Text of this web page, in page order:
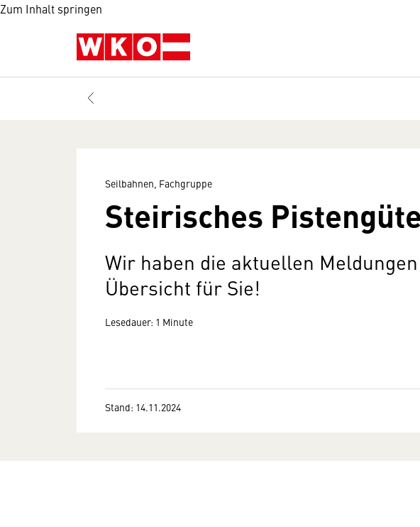
Zum Inhalt springen
Seilbahnen, Fachgruppe
Steirisches
Wir haben die aktuellen
Übersicht für Sie!
Lesedauer: 1 Minute
Stand: 14.11.2024